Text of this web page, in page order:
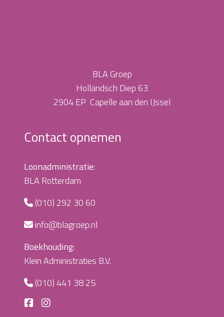
BLA Groep
Hollandsch Diep 63
2904 EP Capelle aan den IJssel
Contact opnemen
Loonadministratie:
BLA Rotterdam
(010) 292 30 60
info@blagroep.nl
Boekhouding:
Klein Administraties B.V.
(010) 441 38 25